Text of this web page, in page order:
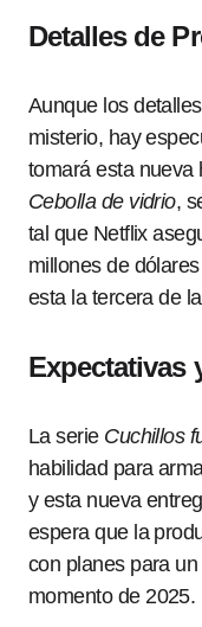
Detalles de
Aunque los
misterio, hay
tomará esta nueva
Cebolla de vidrio,
tal que Netflix
millones de
esta la tercera de
Expectativas
La serie Cuchillos
habilidad para
y esta nueva
espera que la
con planes para
momento de 2025.